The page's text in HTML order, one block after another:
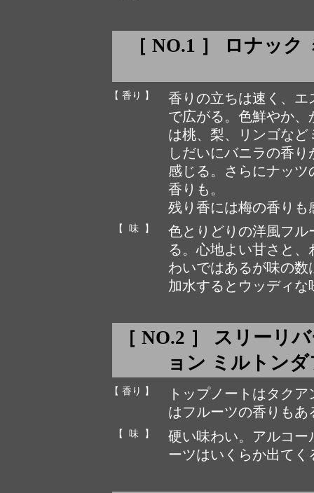
［ NO.1 ］ ロナッ
【 香り 】
香りの立ちは速く、
で広がる。色鮮やか
は桃、梨、リンゴな
しだいにバニラの香
感じる。さらにナッ
香りも。
残り香には梅の香りも
【 味 】
色とりどりの洋風フ
る。心地よい甘さと
わいではあるが味の数
加水するとウッディ
［ NO.2 ］ スリーリ
ョン ミルトンダ
【 香り 】
トップノートはタク
はフルーツの香りも
【 味 】
硬い味わい。アルコ
ーツはいくらか出てく